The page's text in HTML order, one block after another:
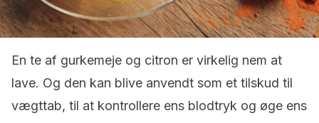
En te af gurkemeje og citron er virkelig nem at
lave. Og den kan blive anvendt som et tilskud til
vægttab, til at kontrollere ens blodtryk og øge ens